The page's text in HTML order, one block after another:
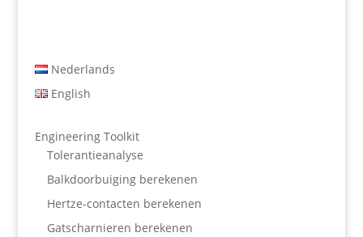
Nederlands
English
Engineering Toolkit
Tolerantieanalyse
Balkdoorbuiging berekenen
Hertze-contacten berekenen
Gatscharnieren berekenen